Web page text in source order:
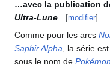
…avec la publication
Ultra-Lune
[modifier]
Comme pour les arcs
Saphir Alpha , la série
sous le nom de